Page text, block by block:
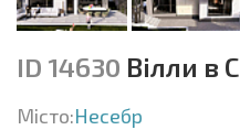
ID 14630 Вілли в
Місто:Несебр